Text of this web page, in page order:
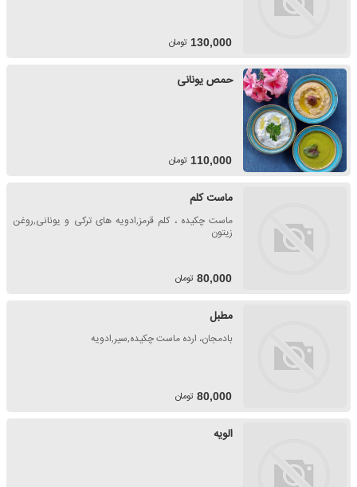
130,000 تومان
حمص یونانی
110,000 تومان
ماست کلم
ماست چکیده ، کلم قرمز,ادویه های ترکی و یونانی,روغن
زیتون
80,000 تومان
مطبل
بادمجان، ارده ماست چکیده,سیر,ادویه
80,000 تومان
الویه